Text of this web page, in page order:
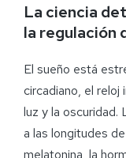
La ciencia
la regulación
El sueño está
circadiano, el reloj
luz y la oscuridad.
a las longitudes
melatonina, la